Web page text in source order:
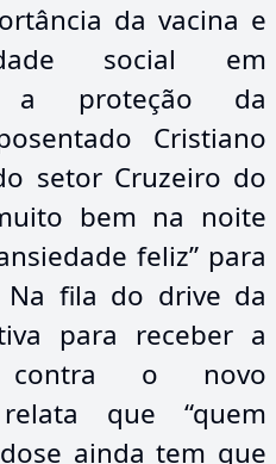
da vacina e
social em
a proteção da
Cristiano
setor Cruzeiro do
bem na noite
feliz” para
Na fila do drive da
para receber a
contra o novo
que “quem
ainda tem que